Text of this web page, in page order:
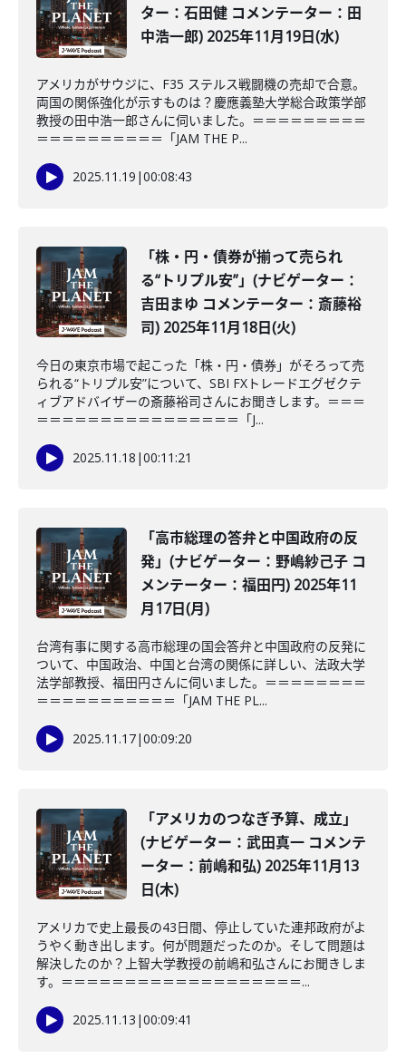
ター：石田健 コメンテーター：田
中浩一郎) 2025年11月19日(水)
アメリカがサウジに、F35 ステルス戦闘機の売却で合意。
両国の関係強化が示すものは？慶應義塾大学総合政策学部
教授の田中浩一郎さんに伺いました。＝＝＝＝＝＝＝＝＝
＝＝＝＝＝＝＝＝＝＝「JAM THE P...
2025.11.19 |00:08:43
「株・円・債券が揃って売られ
る“トリプル安”」(ナビゲーター：
吉田まゆ コメンテーター：斎藤裕
司) 2025年11月18日(火)
今日の東京市場で起こった「株・円・債券」がそろって売
られる“トリプル安”について、SBI FXトレードエグゼクテ
ィブアドバイザーの斎藤裕司さんにお聞きします。＝＝＝
＝＝＝＝＝＝＝＝＝＝＝＝＝＝＝＝「J...
2025.11.18 |00:11:21
「高市総理の答弁と中国政府の反
発」(ナビゲーター：野嶋紗己子 コ
メンテーター：福田円) 2025年11
月17日(月)
台湾有事に関する高市総理の国会答弁と中国政府の反発に
ついて、中国政治、中国と台湾の関係に詳しい、法政大学
法学部教授、福田円さんに伺いました。＝＝＝＝＝＝＝＝
＝＝＝＝＝＝＝＝＝＝＝「JAM THE PL...
2025.11.17|00:09:20
「アメリカのつなぎ予算、成立」
(ナビゲーター：武田真一 コメンテ
ーター：前嶋和弘) 2025年11月13
日(木)
アメリカで史上最長の43日間、停止していた連邦政府がよ
うやく動き出します。何が問題だったのか。そして問題は
解決したのか？上智大学教授の前嶋和弘さんにお聞きしま
す。＝＝＝＝＝＝＝＝＝＝＝＝＝＝＝＝＝＝＝...
2025.11.13 |00:09:41